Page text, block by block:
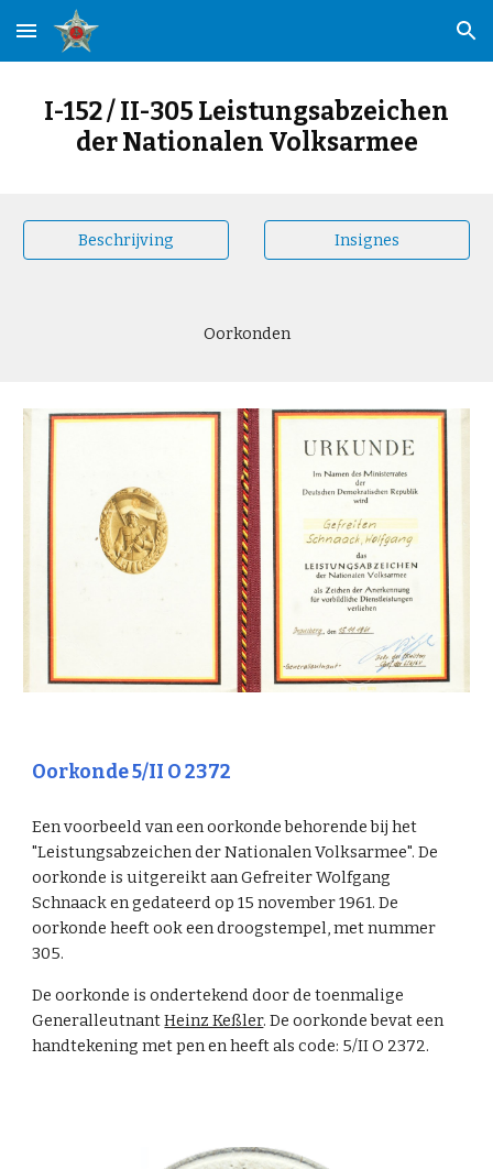
Skip to main content Skip to navigation
I-152 / II-305 Leistungsabzeichen
der Nationalen Volksarmee
Beschrijving Insignes
Oorkonden
Oorkonde 5/II O 2372
Een voorbeeld van een oorkonde behorende bij het
"Leistungsabzeichen der Nationalen Volksarmee". De
oorkonde is uitgereikt aan Gefreiter Wolfgang
Schnaack en gedateerd op 15 november 1961. De
oorkonde heeft ook een droogstempel, met nummer
305.
De oorkonde is ondertekend door de toenmalige
GeneralleutnantHeinz Keßler. De oorkonde bevat een
handtekening met pen en heeft als code: 5/II O 2372.